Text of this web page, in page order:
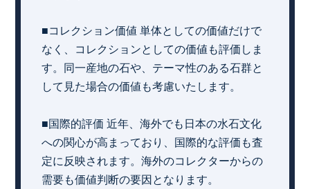
■コレクション価値 単体としての価値だけで
なく、コレクションとしての価値も評価しま
す。同一産地の石や、テーマ性のある石群と
して見た場合の価値も考慮いたします。
■国際的評価 近年、海外でも日本の水石文化
への関心が高まっており、国際的な評価も査
定に反映されます。海外のコレクターからの
需要も価値判断の要因となります。